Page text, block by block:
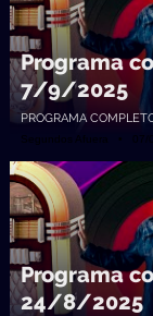
Programa
7/9/2025
PROGRAMA
Segundos Afuera • 07/
Programa
24/8/2025